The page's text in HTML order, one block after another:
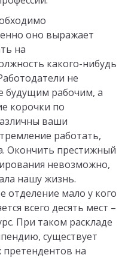
оно выражает
на
какого-нибудь
не
будущим рабочим, а
корочки по
ваши
работать,
Окончить престижный
невозможно,
нашу жизнь.
отделение мало у кого
всего десять мест –
При таком раскладе
существует
претендентов на